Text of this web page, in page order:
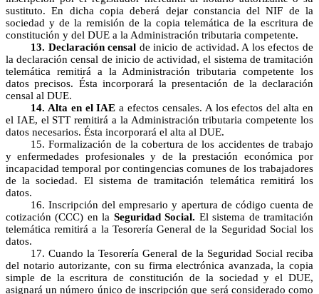
sustituto. En dicha copia deberá dejar constancia del NIF de la
sociedad y de la remisión de la copia telemática de la escritura de
constitución y del DUE a la Administración tributaria competente.
13. Declaración censal de inicio de actividad. A los efectos de
la declaración censal de inicio de actividad, el sistema de tramitación
telemática remitirá a la Administración tributaria competente los
datos precisos. Ésta incorporará la presentación de la declaración
censal al DUE.
14. Alta en el IAE a efectos censales. A los efectos del alta en
el IAE, el STT remitirá a la Administración tributaria competente los
datos necesarios. Ésta incorporará el alta al DUE.
15. Formalización de la cobertura de los accidentes de trabajo
y enfermedades profesionales y de la prestación económica por
incapacidad temporal por contingencias comunes de los trabajadores
de la sociedad. El sistema de tramitación telemática remitirá los
datos.
16. Inscripción del empresario y apertura de código cuenta de
cotización (CCC) en la Seguridad Social. El sistema de tramitación
telemática remitirá a la Tesorería General de la Seguridad Social los
datos.
17. Cuando la Tesorería General de la Seguridad Social reciba
del notario autorizante, con su firma electrónica avanzada, la copia
simple de la escritura de constitución de la sociedad y el DUE,
asignará un número único de inscripción que será considerado como